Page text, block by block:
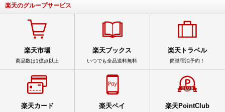
楽天のグループサービス
楽天市場
商品数は1億点以上
楽天ブックス
いつでも全品送料無料
楽天トラベル
簡単宿泊予約！
楽天カード 楽天ペイ 楽天PointClub